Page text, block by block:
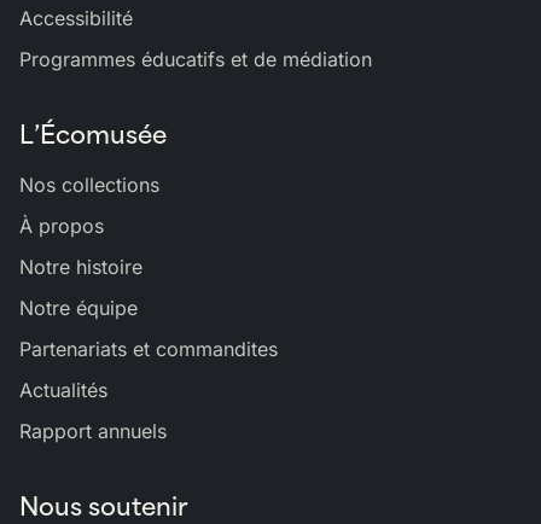
Accessibilité
Programmes éducatifs et de médiation
L’Écomusée
Nos collections
À propos
Notre histoire
Notre équipe
Partenariats et commandites
Actualités
Rapport annuels
Nous soutenir